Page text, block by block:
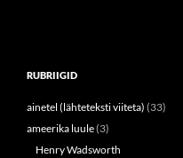
RUBRIIGID
ainetel (lähteteksti viiteta) (33)
ameerika luule(3)
Henry Wadsworth